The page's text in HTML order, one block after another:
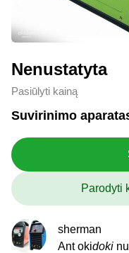
Nenustatyta
Pasiūlyti kainą
Suvirinimo
Parodyti
sherman
Ant okidoki